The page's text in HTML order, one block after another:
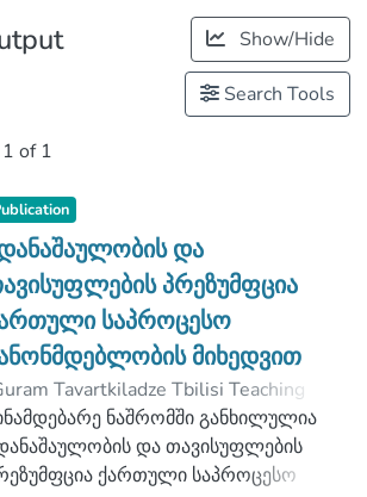
Show/Hide
Search Tools
of 1
და
პრეზუმფცია
საპროცესო
მიხედვით
Tavartkiladze Tbilisi Teaching
,2021)
მარიამ
;
ვენედი
;Faculty of Law
ნაშრომში განხილულია
და თავისუფლების
ქართული საპროცესო